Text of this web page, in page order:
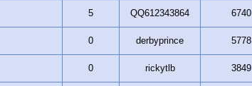
5 QQ612343864 6740
0 derbyprince 5778
0 rickytlb 3849